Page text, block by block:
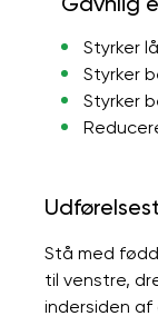
Styrker
Styrker
Styrker
Stå med
til venstre,
indersiden af